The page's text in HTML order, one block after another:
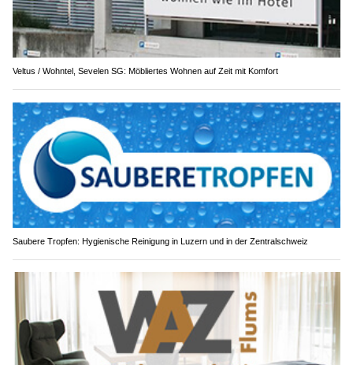
Veltus / Wohntel, Sevelen SG: Möbliertes Wohnen auf Zeit mit Komfort
Saubere Tropfen: Hygienische Reinigung in Luzern und in der Zentralschweiz